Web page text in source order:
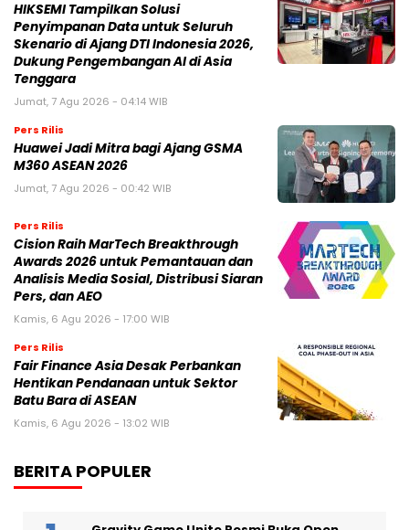
HIKSEMI Tampilkan Solusi
Penyimpanan Data untuk Seluruh
Skenario di Ajang DTI Indonesia 2026,
Dukung Pengembangan AI di Asia
Tenggara
Jumat, 7 Agu 2026 - 04:14 WIB
Pers Rilis
Huawei Jadi Mitra bagi Ajang GSMA
M360 ASEAN 2026
Jumat, 7 Agu 2026 - 00:42 WIB
Pers Rilis
Cision Raih MarTech Breakthrough
Awards 2026 untuk Pemantauan dan
Analisis Media Sosial, Distribusi Siaran
Pers, dan AEO
Kamis, 6 Agu 2026 - 17:00 WIB
Pers Rilis
Fair Finance Asia Desak Perbankan
Hentikan Pendanaan untuk Sektor
Batu Bara di ASEAN
Kamis, 6 Agu 2026 - 13:02 WIB
BERITA POPULER